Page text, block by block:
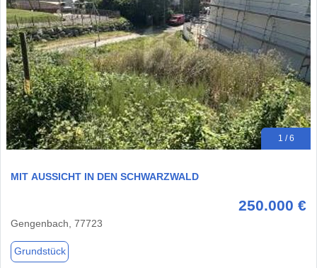
1 / 6
MIT AUSSICHT IN DEN SCHWARZWALD
250.000 €
Gengenbach, 77723
Grundstück